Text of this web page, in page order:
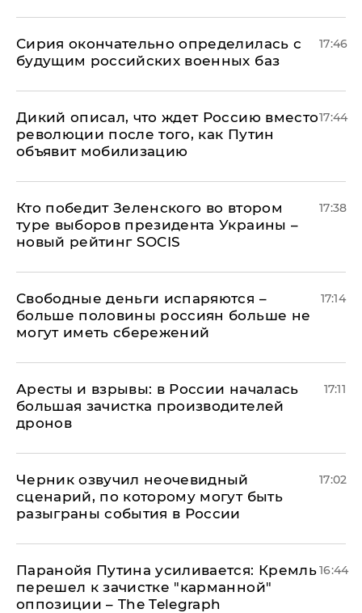
Сирия окончательно определилась с
будущим российских военных баз
17:46
Дикий описал, что ждет Россию вместо
революции после того, как Путин
объявит мобилизацию
17:44
Кто победит Зеленского во втором
туре выборов президента Украины –
новый рейтинг SOCIS
17:38
Свободные деньги испаряются –
больше половины россиян больше не
могут иметь сбережений
17:14
Аресты и взрывы: в России началась
большая зачистка производителей
дронов
17:11
Черник озвучил неочевидный
сценарий, по которому могут быть
разыграны события в России
17:02
Паранойя Путина усиливается: Кремль
перешел к зачистке "карманной"
оппозиции – The Telegraph
16:44